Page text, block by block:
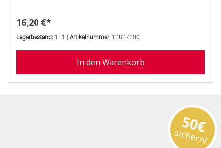
Regulärer Preis:
16,20 €*
Lagerbestand: 111 | Artikelnummer: 12827200
In den Warenkorb
50€
sichern!